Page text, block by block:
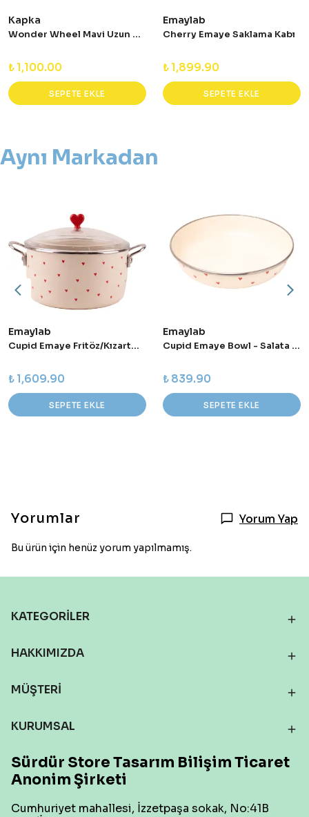
Kapka
Wonder Wheel Mavi Uzun Kupa
₺ 1,100.00
SEPETE EKLE
Emaylab
Cherry Emaye Saklama Kabı
₺ 1,899.90
SEPETE EKLE
Aynı Markadan
Emaylab
Cupid Emaye Fritöz/Kızartma Tenceresi
₺ 1,609.90
SEPETE EKLE
Emaylab
Cupid Emaye Bowl - Salata - Sunum Kasesi
₺ 839.90
SEPETE EKLE
Yorumlar Yorum Yap
Bu ürün için henüz yorum yapılmamış.
KATEGORİLER
HAKKIMIZDA
MÜŞTERİ
KURUMSAL
Sürdür Store Tasarım Bilişim Ticaret
Anonim Şirketi
Cumhuriyet mahallesi, İzzetpaşa sokak, No:41B